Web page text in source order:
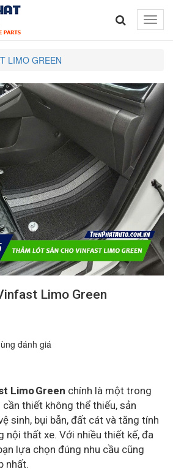
Toggle
LIMO GREEN
Limo Green
đánh giá
Limo Green chính là một trong
thiết không thể thiếu, sản
sinh, bụi bẫn, đất cát và tăng tính
nội thất xe. Với nhiều thiết kế, đa
lựa chọn đúng nhu cầu cũng
nhất.